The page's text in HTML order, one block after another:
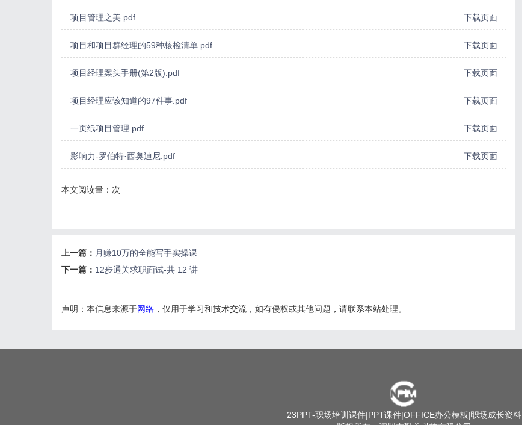
项目管理之美.pdf 下载页面
项目和项目群经理的59种核检清单.pdf 下载页面
项目经理案头手册(第2版).pdf 下载页面
项目经理应该知道的97件事.pdf 下载页面
一页纸项目管理.pdf 下载页面
影响力-罗伯特·西奥迪尼.pdf 下载页面
本文阅读量： 次
上一篇： 月赚10万的全能写手实操课
下一篇： 12步通关求职面试-共 12 讲
声明：本信息来源于网络 ，仅用于学习和技术交流，如有侵权或其他问题，请联系本站处理。
23PPT-职场培训课件|PPT课件|OFFICE办公模板|职场成长资料